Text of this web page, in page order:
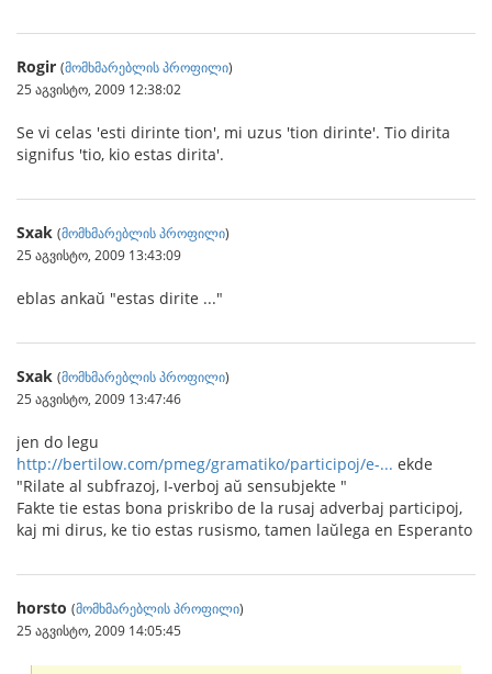
Rogir (მომხმარებლის პროფილი)
25 აგვისტო, 2009 12:38:02
Se vi celas 'esti dirinte tion', mi uzus 'tion dirinte'. Tio dirita
signifus 'tio, kio estas dirita'.
Sxak (მომხმარებლის პროფილი)
25 აგვისტო, 2009 13:43:09
eblas ankaŭ "estas dirite ..."
Sxak (მომხმარებლის პროფილი)
25 აგვისტო, 2009 13:47:46
jen do legu
http://bertilow.com/pmeg/gramatiko/participoj/e-... ekde
"Rilate al subfrazoj, I-verboj aŭ sensubjekte "
Fakte tie estas bona priskribo de la rusaj adverbaj participoj,
kaj mi dirus, ke tio estas rusismo, tamen laŭlega en Esperanto
horsto (მომხმარებლის პროფილი)
25 აგვისტო, 2009 14:05:45